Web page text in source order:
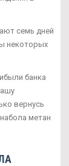
семь дней
некоторых
банка
вернусь
метан